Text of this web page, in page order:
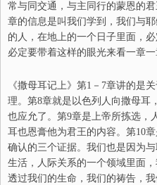
常与同交通，与主同行的蒙恩的
章的信息是叫我们学到，我们与
的人，在地上的一个日子里面，
必定要带着这样的眼光来看一章一
《撒母耳记上》第1－7章讲的是
理。第8章就是以色列人向撒母耳
也应允了。第9章是上帝所拣选
耳也恩膏他为君王的内容。第10
确认的三个证据。我们也是因为
生活，人际关系的一个领域里面
透过我们的生命，我们的祷告，